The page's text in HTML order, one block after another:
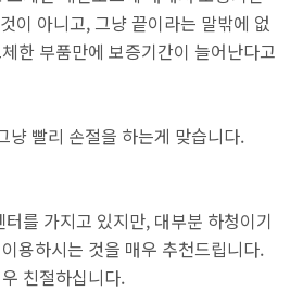
이 아니고, 그냥 끝이라는 말밖에 없
한 부품만에 보증기간이 늘어난다고
냥 빨리 손절을 하는게 맞습니다.
를 가지고 있지만, 대부분 하청이기
용하시는 것을 매우 추천드립니다.
친절하십니다.